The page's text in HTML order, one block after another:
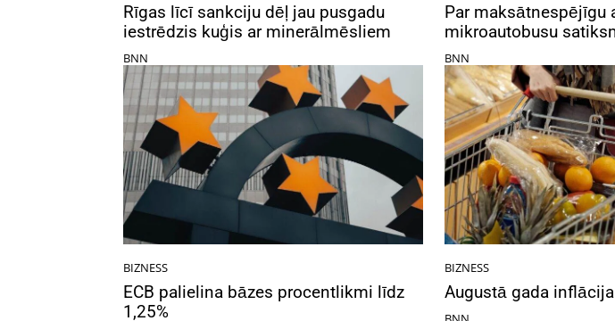
Rīgas līcī sankciju dēļ jau pusgadu
iestrēdzis kuģis ar minerālmēsliem
BNN
Par maksātnespējīgu
mikroautobusu
BNN
BIZNESS
ECB palielina bāzes procentlikmi līdz
1,25%
BIZNESS
Augustā gada